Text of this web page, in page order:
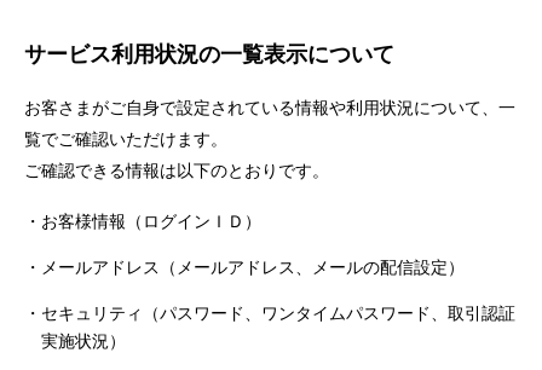
機能・サービス
セキュリティ
サービス利用状況の一覧表示について
お客さまがご自身で設定されている情報や利用状況について、一
覧でご確認いただけます。
ご確認できる情報は以下のとおりです。
お客様情報（ログインＩＤ）
メールアドレス（メールアドレス、メールの配信設定）
セキュリティ（パスワード、ワンタイムパスワード、取引認証
実施状況）